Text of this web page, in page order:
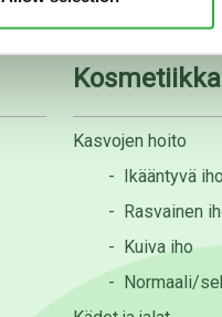
Kasvojen hoito
- Ikääntyvä iho
- Rasvainen
- Kuiva iho
- Normaali/